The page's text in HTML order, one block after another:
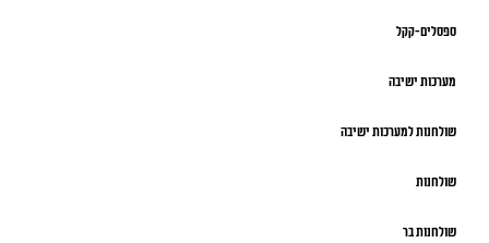
ספסלים-קקל
מערכות ישיבה
שולחנות למערכות ישיבה
שולחנות
שולחנות בר